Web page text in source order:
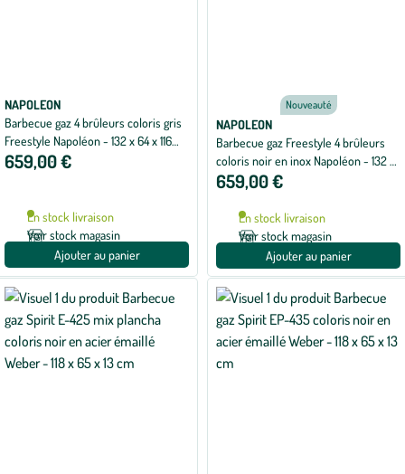
NAPOLEON
Barbecue gaz 4 brûleurs coloris gris
Freestyle Napoléon - 132 x 64 x 116
cm
659,00 €
En stock livraison
Voir stock magasin
Ajouter au panier
Nouveauté
NAPOLEON
Barbecue gaz Freestyle 4 brûleurs
coloris noir en inox Napoléon - 132 x
64 x 116 cm
659,00 €
En stock livraison
Voir stock magasin
Ajouter au panier